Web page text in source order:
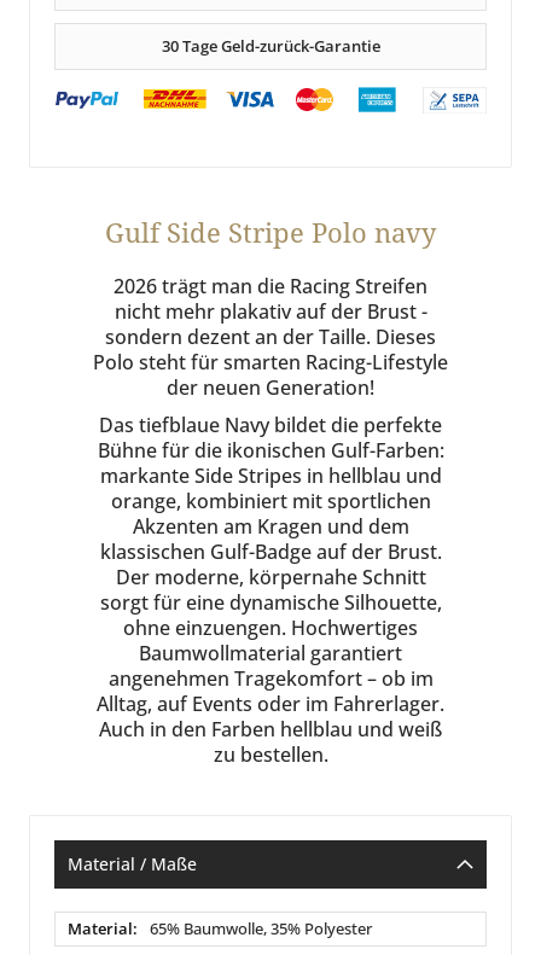
30 Tage Geld-zurück-Garantie
Gulf Side Stripe Polo navy
2026 trägt man die Racing Streifen
nicht mehr plakativ auf der Brust -
sondern dezent an der Taille. Dieses
Polo steht für smarten Racing-Lifestyle
der neuen Generation!
Das tiefblaue Navy bildet die perfekte
Bühne für die ikonischen Gulf-Farben:
markante Side Stripes in hellblau und
orange, kombiniert mit sportlichen
Akzenten am Kragen und dem
klassischen Gulf-Badge auf der Brust.
Der moderne, körpernahe Schnitt
sorgt für eine dynamische Silhouette,
ohne einzuengen. Hochwertiges
Baumwollmaterial garantiert
angenehmen Tragekomfort – ob im
Alltag, auf Events oder im Fahrerlager.
Auch in den Farben hellblau und weiß
zu bestellen.
Material / Maße
Material
/
65% Baumwolle, 35% Polyester